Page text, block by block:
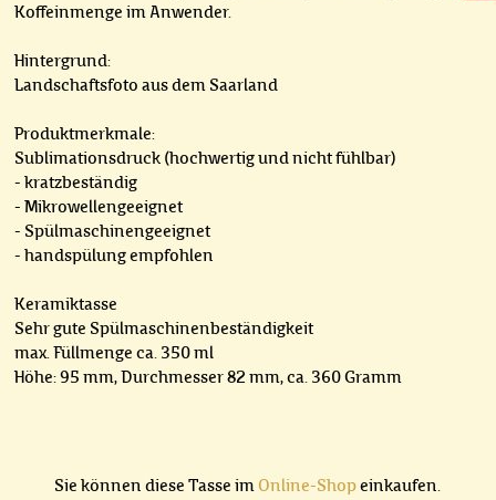
Koffeinmenge im Anwender.
Hintergrund:
Landschaftsfoto aus dem Saarland
Produktmerkmale:
Sublimationsdruck (hochwertig und nicht fühlbar)
- kratzbeständig
- Mikrowellengeeignet
- Spülmaschinengeeignet
- handspülung empfohlen
Keramiktasse
Sehr gute Spülmaschinenbeständigkeit
max. Füllmenge ca. 350 ml
Höhe: 95 mm, Durchmesser 82 mm, ca. 360 Gramm
Sie können diese Tasse im Online-Shopeinkaufen.